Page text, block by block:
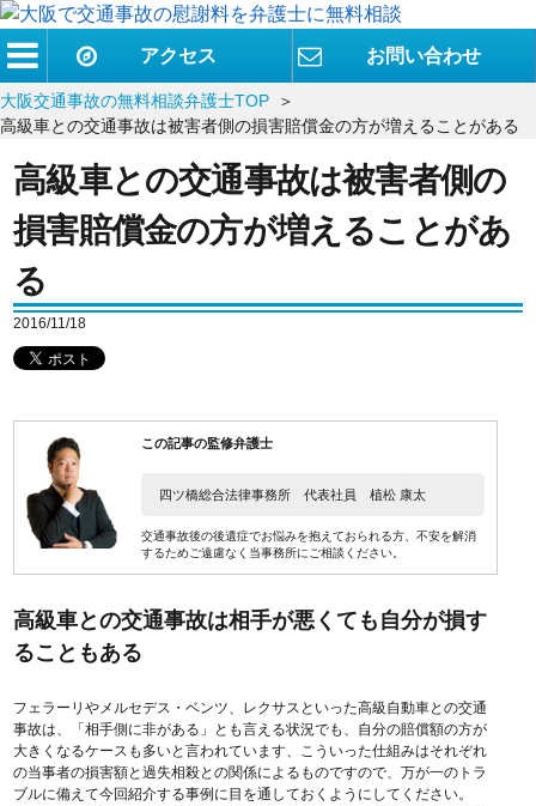
アクセス お問い合わせ
大阪交通事故の無料相談弁護士TOP
高級車との交通事故は被害者側の損害賠償金の方が増えることがある
高級車との交通事故は被害者側の
損害賠償金の方が増えることがあ
る
2016/11/18
この記事の監修弁護士
四ツ橋総合法律事務所 代表社員 植松 康太
交通事故後の後遺症でお悩みを抱えておられる方、不安を解消
するためご遠慮なく当事務所にご相談ください。
高級車との交通事故は相手が悪くても自分が損す
ることもある
フェラーリやメルセデス・ベンツ、レクサスといった高級自動車との交通
事故は、「相手側に非がある」とも言える状況でも、自分の賠償額の方が
大きくなるケースも多いと言われています、こういった仕組みはそれぞれ
の当事者の損害額と過失相殺との関係によるものですので、万が一のトラ
ブルに備えて今回紹介する事例に目を通しておくようにしてください。